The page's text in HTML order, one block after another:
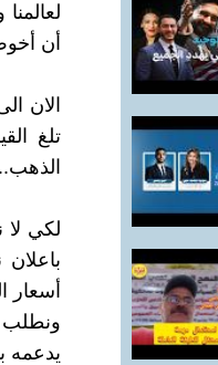
أن
الان
تلغ
لكي
أسعار
يدعمه